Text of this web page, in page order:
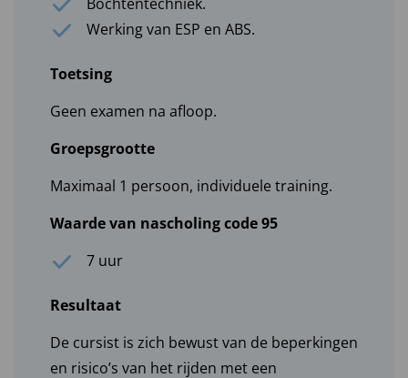
Werking van ESP en ABS.
Toetsing
Geen examen na afloop.
Groepsgrootte
Maximaal 1 persoon, individuele training.
Waarde van nascholing code 95
7 uur
Resultaat
De cursist is zich bewust van de beperkingen
en risico’s van het rijden met een